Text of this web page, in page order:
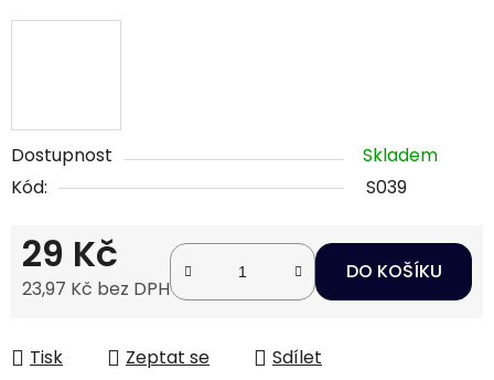
Dostupnost
Skladem
Kód:
S039
29 Kč
23,97 Kč bez DPH
DO KOŠÍKU
Tisk Zeptat se Sdílet